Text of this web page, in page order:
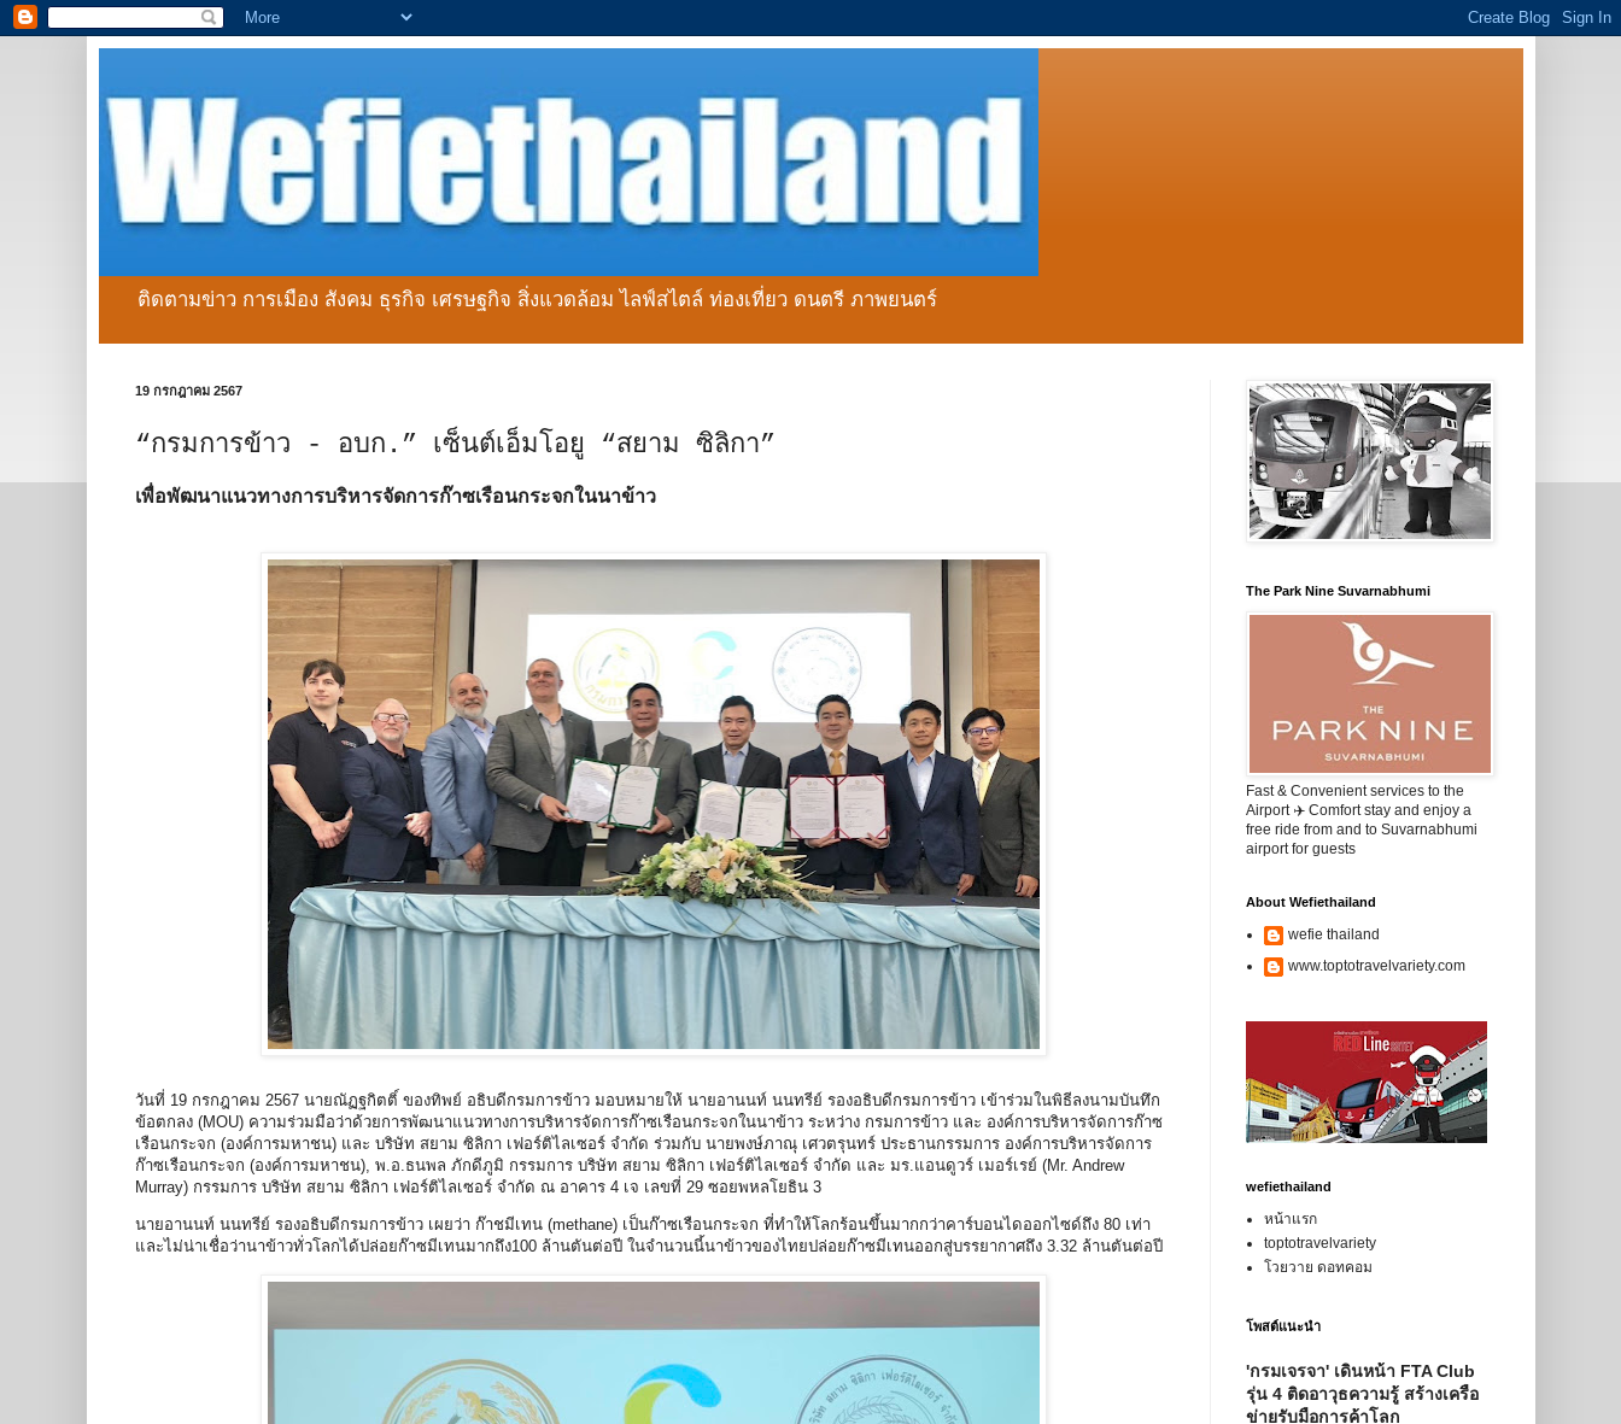
ติดตามข่าว การเมือง สังคม ธุรกิจ เศรษฐกิจ สิ่งแวดล้อม ไลฟ์สไตล์ ท่องเที่ยว ดนตรี ภาพยนตร์
19 กรกฎาคม 2567
“กรมการข้าว - อบก.” เซ็นต์เอ็มโอยู “สยาม ซิลิกา”
เพื่อพัฒนาแนวทางการบริหารจัดการก๊าซเรือนกระจกในนาข้าว
วันที่ 19 กรกฎาคม 2567 นายณัฏฐกิตติ์ ของทิพย์ อธิบดีกรมการข้าว มอบหมายให้ นายอานนท์ นนทรีย์ รองอธิบดีกรมการข้าว เข้าร่วมในพิธีลงนามบันทึก
ข้อตกลง (MOU) ความร่วมมือว่าด้วยการพัฒนาแนวทางการบริหารจัดการก๊าซเรือนกระจกในนาข้าว ระหว่าง กรมการข้าว และ องค์การบริหารจัดการก๊าซ
เรือนกระจก (องค์การมหาชน) และ บริษัท สยาม ซิลิกา เฟอร์ติไลเซอร์ จำกัด ร่วมกับ นายพงษ์ภาณุ เศวตรุนทร์ ประธานกรรมการ องค์การบริหารจัดการ
ก๊าซเรือนกระจก (องค์การมหาชน), พ.อ.ธนพล ภักดีภูมิ กรรมการ บริษัท สยาม ซิลิกา เฟอร์ติไลเซอร์ จำกัด และ มร.แอนดูวร์ เมอร์เรย์ (Mr. Andrew
Murray) กรรมการ บริษัท สยาม ซิลิกา เฟอร์ติไลเซอร์ จำกัด ณ อาคาร 4 เจ เลขที่ 29 ซอยพหลโยธิน 3
นายอานนท์ นนทรีย์ รองอธิบดีกรมการข้าว เผยว่า ก๊าชมีเทน (methane) เป็นก๊าซเรือนกระจก ที่ทำให้โลกร้อนขึ้นมากกว่าคาร์บอนไดออกไซด์ถึง 80 เท่า
และไม่น่าเชื่อว่านาข้าวทั่วโลกได้ปล่อยก๊าซมีเทนมากถึง100 ล้านตันต่อปี ในจำนวนนี้นาข้าวของไทยปล่อยก๊าซมีเทนออกสู่บรรยากาศถึง 3.32 ล้านตันต่อปี
The Park Nine Suvarnabhumi
Fast & Convenient services to the
Airport ✈️ Comfort stay and enjoy a
free ride from and to Suvarnabhumi
airport for guests
About Wefiethailand
wefie thailand
www.toptotravelvariety.com
wefiethailand
หน้าแรก
toptotravelvariety
โวยวาย ดอทคอม
โพสต์แนะนำ
'กรมเจรจา' เดินหน้า FTA Club
รุ่น 4 ติดอาวุธความรู้ สร้างเครือ
ข่ายรับมือการค้าโลก